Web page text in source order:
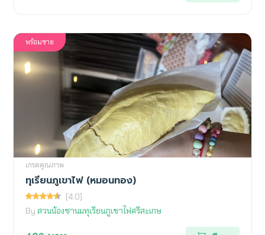
พร้อมขาย
เกรดคุณภาพ
ทุเรียนภูเขาไฟ (หมอนทอง)
(4.0)
By สวนน้องชานมทุเรียนภูเขาไฟศรีสะเกษ